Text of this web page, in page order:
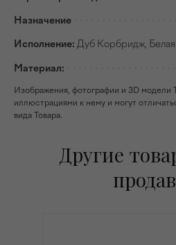
Назначение
Исполнение: Дуб Корбридж,
Материал:
Изображения, фотографии и 3D модели
иллюстрациями к нему и могут
вида Товара.
Другие